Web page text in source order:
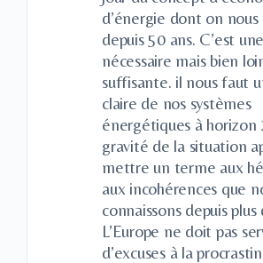
d’énergie dont on nous
depuis 50 ans. C’est
nécessaire mais bien
suffisante. il nous faut
claire de nos systèmes
énergétiques à horizon
gravité de la situation
mettre un terme aux
aux incohérences que
connaissons depuis plus
L’Europe ne doit pas
d’excuses à la